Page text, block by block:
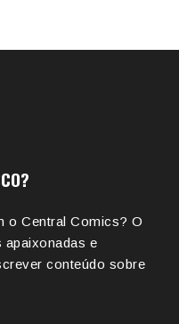
o Central Comics? O
e
conteúdo sobre